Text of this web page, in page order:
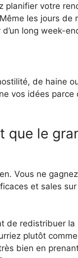
planifier votre
les jours
long week-
de haine
vos idées parce
que le
Vous ne
et sales
de redistribuer
plutôt
bien en